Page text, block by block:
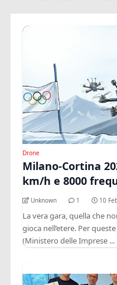
Drone
Milano-Cortina
km/h e 8000
Unknown 1 10
La vera gara, quella che
gioca nell’etere. Per
(Ministero delle Imprese ...